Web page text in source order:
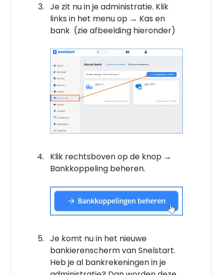
Je zit nu in je administratie. Klik
links in het menu op → Kas en
bank (zie afbeelding hieronder)
Klik rechtsboven op de knop →
Bankkoppeling beheren.
Je komt nu in het nieuwe
bankierenscherm van Snelstart.
Heb je al bankrekeningen in je